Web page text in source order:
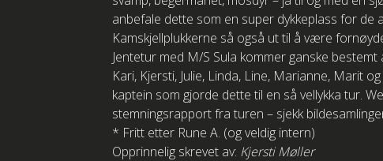
anbefale dette som en super dykkeplass for de
Kamskjellplukkerne så også ut til å være
Jentetur med M/S Sula kommer ganske
Kari, Kjersti, Julie, Linda, Line, Marianne, Marit
kaptein som gjorde dette til en så vellykka tur.
stemningsrapport fra turen – sjekk
* Fritt etter Rune A. (og veldig intern)
Opprinnelig skrevet av: Kjersti Møller